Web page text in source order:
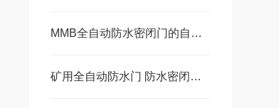
MMB全自动防水密闭门的自动回复与远程控制原理
矿用全自动防水门 防水密闭门 水泵